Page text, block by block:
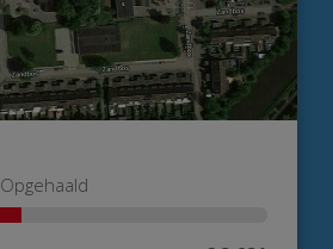
Opgehaald